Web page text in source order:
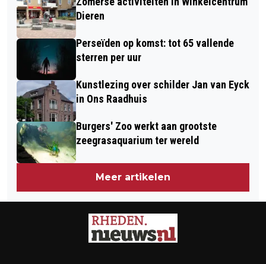
Dieren
Perseïden op komst: tot 65 vallende
sterren per uur
Kunstlezing over schilder Jan van Eyck
in Ons Raadhuis
Burgers' Zoo werkt aan grootste
zeegrasaquarium ter wereld
Meer artikelen